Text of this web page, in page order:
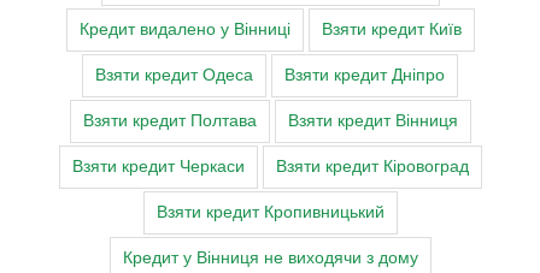
Кредит видалено у Вінниці Взяти кредит Київ
Взяти кредит Одеса Взяти кредит Дніпро
Взяти кредит Полтава Взяти кредит Вінниця
Взяти кредит Черкаси Взяти кредит Кіровоград
Взяти кредит Кропивницький
Кредит у Вінниця не виходячи з дому